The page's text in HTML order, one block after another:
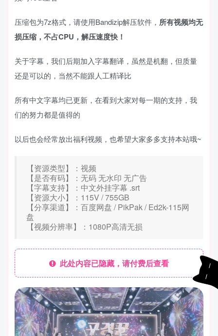
压缩包为7z格式，请使用Bandizip解压软件， 所有视频均无
损压缩，不占CPU，解压速度快！
关于字幕，我们后期加入字幕翻译，虽然是机翻，但质量
还是可以的，当然不能跟人工精译比
所有中文字幕均已更新，在看到大家对每一期的支持，我
们的努力都是值得的
以后也会经常放出福利视频，也希望大家多多支持本站哦~
【资源类型】：视频
【是否有码】：无码 无水印 无广告
【字幕支持】：中文外挂字幕 .srt
【资源大小】：115V / 755GB
【分享渠道】：百度网盘 / PikPak / Ed2k-115网
盘
【视频分辨率】：1080P高清无损
此处内容已隐藏，请付费后查看